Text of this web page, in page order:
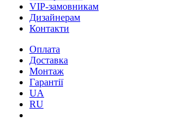
VIP-замовникам
Дизайнерам
Контакти
Оплата
Доставка
Монтаж
Гарантії
UA
RU